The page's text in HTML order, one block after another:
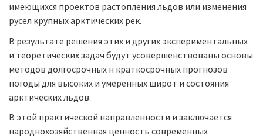
имеющихся проектов растопления льдов или изменения
русел крупных арктических рек.
В результате решения этих и других экспериментальных
и теоретических задач будут усовершенствованы основы
методов долгосрочных н краткосрочных прогнозов
погоды для высоких и умеренных широт и состояния
арктических льдов.
В этой практической направленности и заключается
народнохозяйственная ценность современных